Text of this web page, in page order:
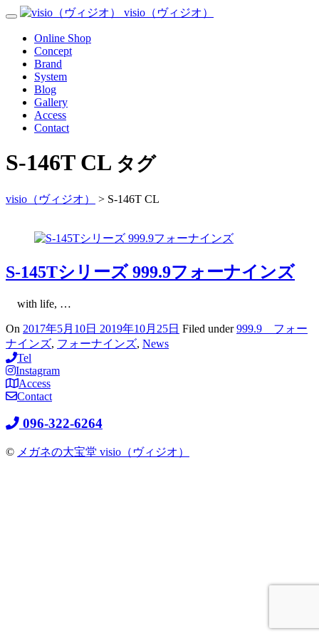
Skip
content
Toggle
Navigation
visio（ヴィジオ）
Menu
Online Shop
Concept
Brand
System
Blog
Gallery
Access
Contact
S-146T CL タグ
visio（ヴィジオ） > S-146T CL
S-145Tシリーズ 999.9フォーナインズ
with life, …
On 2017年5月10日 2019年10月25日 Filed under999.9 フォー
ナインズ, フォーナインズ, News
Tel
Instagram
Access
Contact
096-322-6264
© メガネの大宝堂 visio（ヴィジオ）